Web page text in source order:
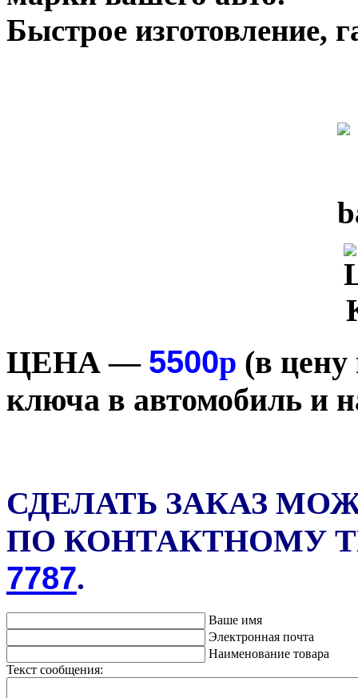
Быстрое изготовление,
ЦЕНА — 5500р (в цену
ключа в автомобиль и
СДЕЛАТЬ ЗАКАЗ
ПО КОНТАКТНОМУ
7787.
Ваше имя
Электронная почта
Наименование товара
Текст сообщения: